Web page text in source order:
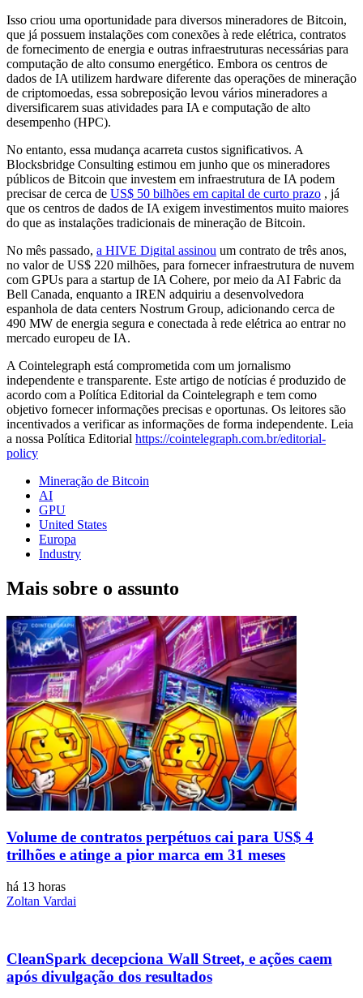
Isso criou uma oportunidade para diversos mineradores de Bitcoin,
que já possuem instalações com conexões à rede elétrica, contratos
de fornecimento de energia e outras infraestruturas necessárias para
computação de alto consumo energético. Embora os centros de
dados de IA utilizem hardware diferente das operações de mineração
de criptomoedas, essa sobreposição levou vários mineradores a
diversificarem suas atividades para IA e computação de alto
desempenho (HPC).
No entanto, essa mudança acarreta custos significativos. A
Blocksbridge Consulting estimou em junho que os mineradores
públicos de Bitcoin que investem em infraestrutura de IA podem
precisar de cerca de US$ 50 bilhões em capital de curto prazo , já
que os centros de dados de IA exigem investimentos muito maiores
do que as instalações tradicionais de mineração de Bitcoin.
No mês passado, a HIVE Digital assinou um contrato de três anos,
no valor de US$ 220 milhões, para fornecer infraestrutura de nuvem
com GPUs para a startup de IA Cohere, por meio da AI Fabric da
Bell Canada, enquanto a IREN adquiriu a desenvolvedora
espanhola de data centers Nostrum Group, adicionando cerca de
490 MW de energia segura e conectada à rede elétrica ao entrar no
mercado europeu de IA.
A Cointelegraph está comprometida com um jornalismo
independente e transparente. Este artigo de notícias é produzido de
acordo com a Política Editorial da Cointelegraph e tem como
objetivo fornecer informações precisas e oportunas. Os leitores são
incentivados a verificar as informações de forma independente. Leia
a nossa Política Editorial https://cointelegraph.com.br/editorial-
policy
Mineração de Bitcoin
AI
GPU
United States
Europa
Industry
Mais sobre o assunto
Volume de contratos perpétuos cai para US$ 4
trilhões e atinge a pior marca em 31 meses
há 13 horas
Zoltan Vardai
CleanSpark decepciona Wall Street, e ações caem
após divulgação dos resultados